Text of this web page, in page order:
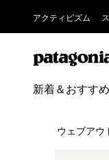
アクティビズム
新着＆おすすめ
ウェブアウ